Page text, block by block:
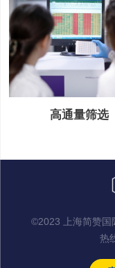
高通量筛选
©2023 上海简赞国
热